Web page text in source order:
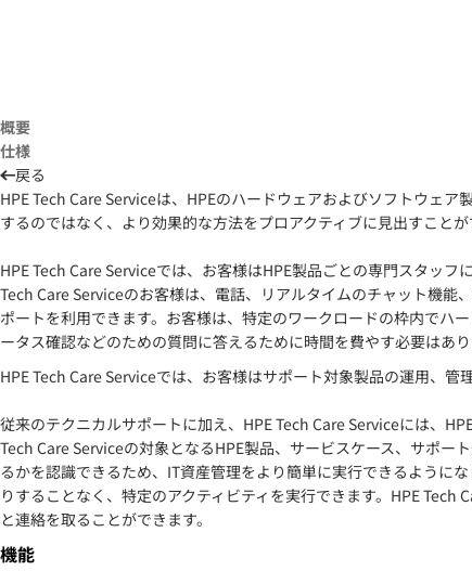
概要
仕様
戻る
HPE Tech Care Serviceは、HPEのハードウェアおよびソフトウェ
するのではなく、より効果的な方法をプロアクティブに見出すこと
HPE Tech Care Serviceでは、お客様はHPE製品ごとの専門スタッ
Tech Care Serviceのお客様は、電話、リアルタイムのチャット機
ポートを利用できます。お客様は、特定のワークロードの枠内でハ
ータス確認などのための質問に答えるために時間を費やす必要はあり
HPE Tech Care Serviceでは、お客様はサポート対象製品の運用、
従来のテクニカルサポートに加え、HPE Tech Care Serviceには、
Tech Care Serviceの対象となるHPE製品、サービスケース、サポ
るかを認識できるため、IT資産管理をより簡単に実行できるように
りすることなく、特定のアクティビティを実行できます。HPE
と連絡を取ることができます。
機能